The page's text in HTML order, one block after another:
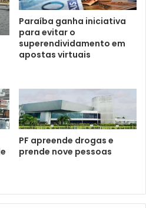
Paraíba ganha iniciativa
para evitar o
superendividamento em
apostas virtuais
PF apreende drogas e
prende nove pessoas